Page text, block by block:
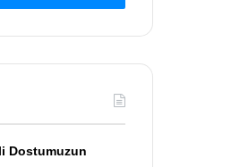
Dostumuzun